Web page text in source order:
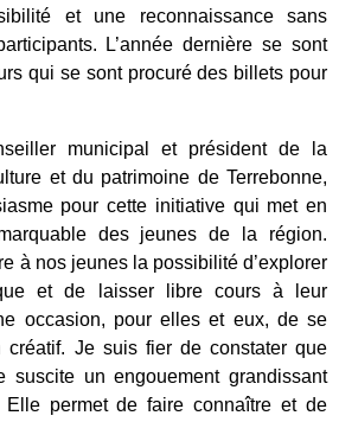
et une reconnaissance sans
L’année dernière se sont
qui se sont procuré des billets pour
municipal et président de la
et du patrimoine de Terrebonne,
pour cette initiative qui met en
des jeunes de la région.
à nos jeunes la possibilité d’explorer
et de laisser libre cours à leur
occasion, pour elles et eux, de se
créatif. Je suis fier de constater que
suscite un engouement grandissant
Elle permet de faire connaître et de